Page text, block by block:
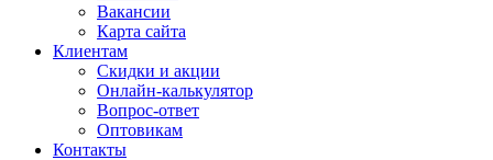
Вакансии
Карта сайта
Клиентам
Скидки и акции
Онлайн-калькулятор
Вопрос-ответ
Оптовикам
Контакты